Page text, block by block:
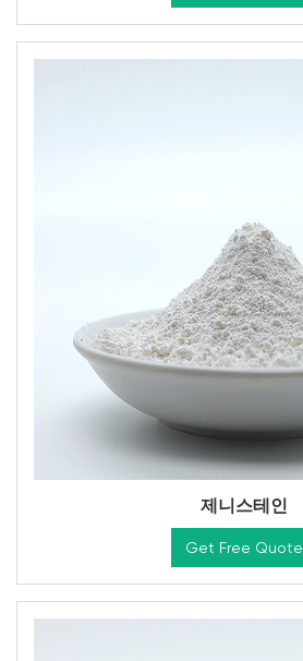
제니스테인
Get Free Quote